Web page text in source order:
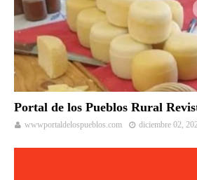
Portal de los Pueblos Rural
wwwportaldelospueblos.com diciembre 02,